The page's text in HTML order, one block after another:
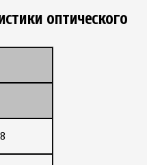
оптического
8